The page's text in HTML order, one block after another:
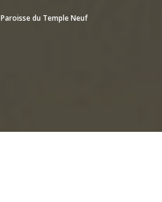
Paroisse du Temple Neuf